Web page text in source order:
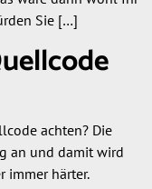
Sie […]
achten? Die
an und damit wird
immer härter.